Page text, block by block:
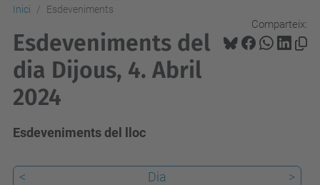
Inici Esdeveniments
Comparteix:
Esdeveniments del
dia Dijous, 4. Abril
2024
Esdeveniments del lloc
< Dia
>